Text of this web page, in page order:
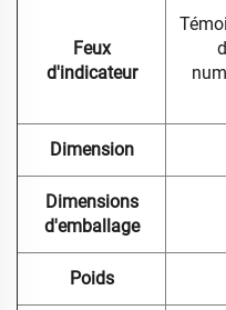
Feux
d'indicateur
Dimension
Dimensions
d'emballage
Poids